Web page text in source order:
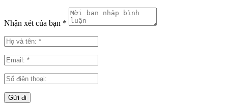
Nhận xét của bạn *